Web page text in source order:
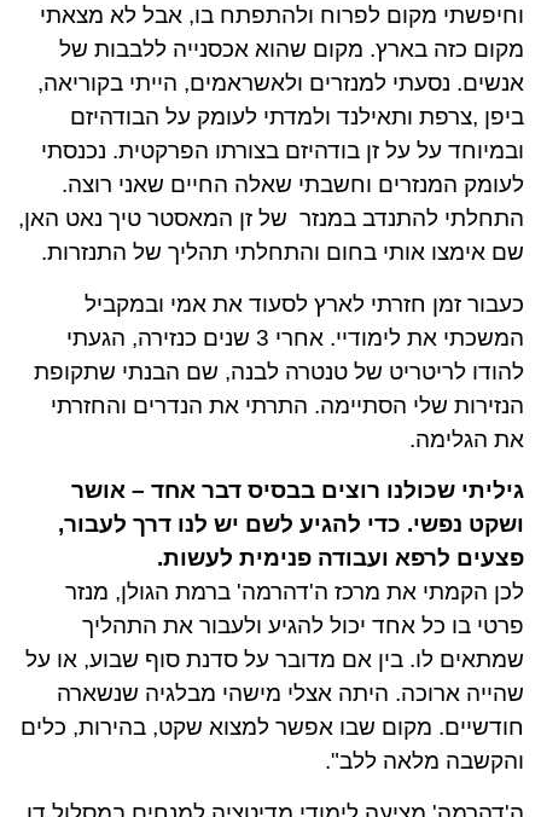
וחיפשתי מקום לפרוח ולהתפתח בו, אבל לא מצאתי
מקום כזה בארץ. מקום שהוא אכסנייה ללבבות של
אנשים. נסעתי למנזרים ולאשראמים, הייתי בקוריאה,
ביפן ,צרפת ותאילנד ולמדתי לעומק על הבודהיזם
ובמיוחד על על זן בודהיזם בצורתו הפרקטית. נכנסתי
לעומק המנזרים וחשבתי שאלה החיים שאני רוצה.
התחלתי להתנדב במנזר של זן המאסטר טיך נאט האן,
שם אימצו אותי בחום והתחלתי תהליך של התנזרות.
כעבור זמן חזרתי לארץ לסעוד את אמי ובמקביל
המשכתי את לימודיי. אחרי 3 שנים כנזירה, הגעתי
להודו לריטריט של טנטרה לבנה, שם הבנתי שתקופת
הנזירות שלי הסתיימה. התרתי את הנדרים והחזרתי
את הגלימה.
גיליתי שכולנו רוצים בבסיס דבר אחד – אושר
ושקט נפשי. כדי להגיע לשם יש לנו דרך לעבור,
פצעים לרפא ועבודה פנימית לעשות.
לכן הקמתי את מרכז ה'דהרמה' ברמת הגולן, מנזר
פרטי בו כל אחד יכול להגיע ולעבור את התהליך
שמתאים לו. בין אם מדובר על סדנת סוף שבוע, או על
שהייה ארוכה. היתה אצלי מישהי מבלגיה שנשארה
חודשיים. מקום שבו אפשר למצוא שקט, בהירות, כלים
והקשבה מלאה ללב".